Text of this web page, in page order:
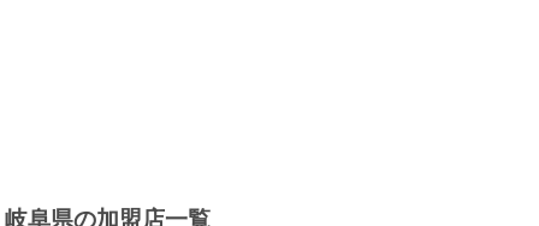
岐阜県の加盟店一覧